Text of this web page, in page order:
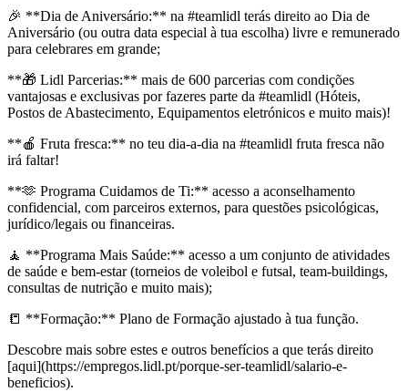
🎉 **Dia de Aniversário:** na #teamlidl terás direito ao Dia de
Aniversário (ou outra data especial à tua escolha) livre e remunerado
para celebrares em grande;
**🎁 Lidl Parcerias:** mais de 600 parcerias com condições
vantajosas e exclusivas por fazeres parte da #teamlidl (Hóteis,
Postos de Abastecimento, Equipamentos eletrónicos e muito mais)!
**🍎 Fruta fresca:** no teu dia-a-dia na #teamlidl fruta fresca não
irá faltar!
**🫶 Programa Cuidamos de Ti:** acesso a aconselhamento
confidencial, com parceiros externos, para questões psicológicas,
jurídico/legais ou financeiras.
🧘 **Programa Mais Saúde:** acesso a um conjunto de atividades
de saúde e bem-estar (torneios de voleibol e futsal, team-buildings,
consultas de nutrição e muito mais);
📒 **Formação:** Plano de Formação ajustado à tua função.
Descobre mais sobre estes e outros benefícios a que terás direito
[aqui](https://empregos.lidl.pt/porque-ser-teamlidl/salario-e-
beneficios).